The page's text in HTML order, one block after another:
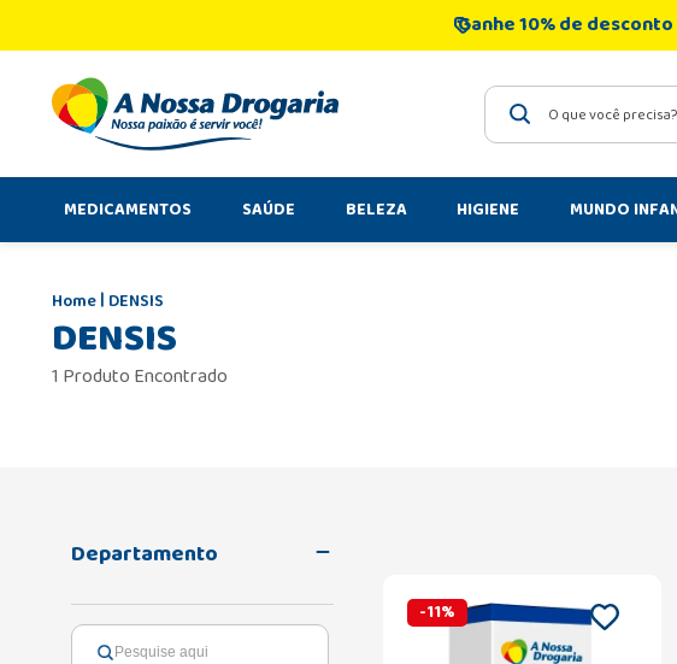
Ganhe 10% de
O que você precisa?
MEDICAMENTOS SAÚDE BELEZA HIGIENE MUNDO
DENSIS
DENSIS
1 Produto Encontrado
Departamento
-11%